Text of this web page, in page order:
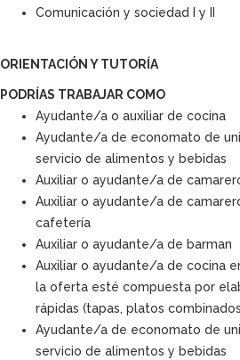
Comunicación y sociedad I y II
ORIENTACIÓN Y TUTORÍA
PODRÍAS TRABAJAR COMO
Ayudante/a o auxiliar de cocina
Ayudante/a de economato de
servicio de alimentos y bebidas
Auxiliar o ayudante/a de
Auxiliar o ayudante/a de
cafetería
Auxiliar o ayudante/a de barman
Auxiliar o ayudante/a de cocina
la oferta esté compuesta por
rápidas (tapas, platos
Ayudante/a de economato de
servicio de alimentos y bebidas